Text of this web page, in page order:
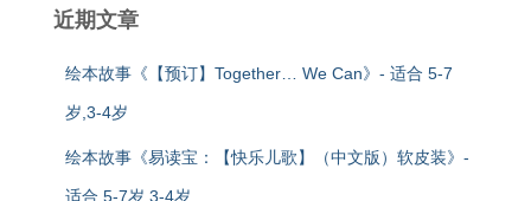
近期文章
绘本故事《【预订】Together… We Can》- 适合 5-7
岁,3-4岁
绘本故事《易读宝：【快乐儿歌】（中文版）软皮装》-
适合 5-7岁,3-4岁